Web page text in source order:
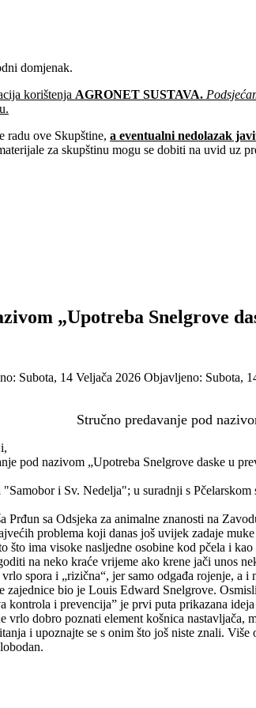
domjenak.
korištenja AGRONET SUSTAVA.
radu ove Skupštine, a eventualni nedolazak
za skupštinu mogu se dobiti na uvid uz
„Upotreba Snelgrove
Subota, 14 Veljača 2026 Objavljeno: Subota,
Stručno predavanje pod
pod nazivom „Upotreba Snelgrove daske u
i Sv. Nedelja"; u suradnji s
Prđun sa Odsjeka za animalne znanosti na
problema koji danas još uvijek zadaje
što ima visoke nasljedne osobine kod pčela i
na neko kraće vrijeme ako krene jači unos
spora i „rizična“, jer samo odgađa rojenje, a
zajednice bio je Louis Edward Snelgrove.
i prevencija” je prvi puta prikazana
vrlo dobro poznati element košnica
i upoznajte se s onim što još niste znali.